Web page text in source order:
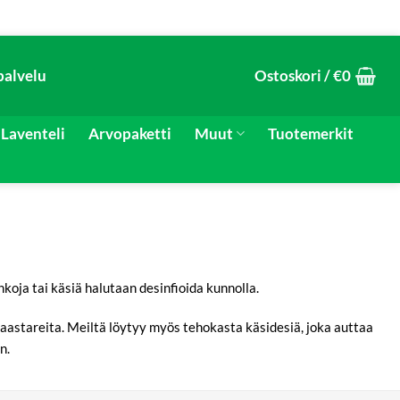
Ostoskori /€0
Laventeli Arvopaketti Muut Tuotemerkit
tai käsiä halutaan desinfioida kunnolla.
Meiltä löytyy myös tehokasta käsidesiä, joka auttaa